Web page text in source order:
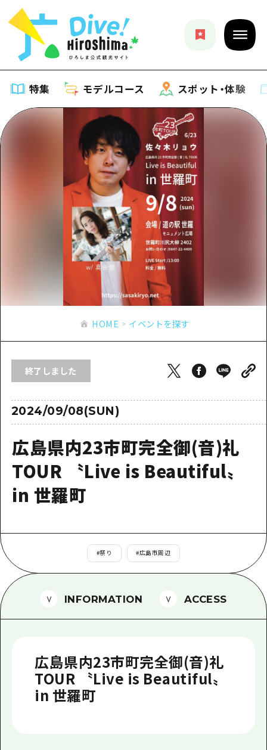
特集 モデルコース スポット・体験
特集
特集一覧
おすすめ
アート
イベント・祭り
グルメ・酒
サイクリング
ショッピング
ナイトライフ
世界遺産
学び・体験
歴史・文化
癒し
自然
モデルコース
モデルコース一覧
Dive! Hiroshima 公式ガイド
広島もしもトラベル
あたらしい非日常
広島市周辺
安芸
備後
宮島周辺
山口県東部
弾丸
日帰り
1泊2日
2泊3日
スポット・体験
スポット・体験一覧
広島市周辺
備後
備北
宮島周辺
山口県東部
愛媛県
島根県
イベント
旬情報
お役立ち情報
アクセス
二次交通まとめ
施設の混雑状況のお知らせ
手荷物預かり・配送サービス
広島おもてなしパス
HIROSHIMA FREE Wi-Fi
広島県を訪れる外国人旅行者向け情報一
ボランティアガイド
ユニバーサルツーリズム
よくあるご質問
メディア掲載情報
HOME
お問い合わせ
事業者・学校関係者の皆さま
HOME イベントを探す
終了しました
2024/09/08(SUN)
広島県内23市町完全御(音)礼
TOUR 〝Live is Beautiful〟
in 世羅町
#祭り #広島市周辺
INFORMATION ACCESS
広島県内23市町完全御(音)礼
TOUR 〝Live is Beautiful〟
in 世羅町